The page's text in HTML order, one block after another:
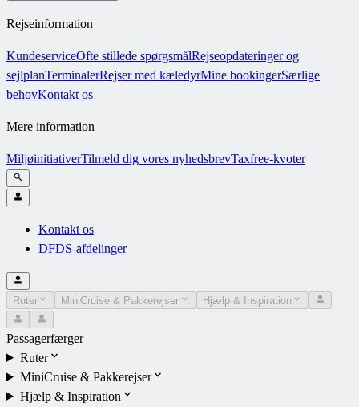
Rejseinformation
KundeserviceOfte stillede spørgsmålRejseopdateringer og
sejlplanTerminalerRejser med kæledyrMine bookingerSærlige
behovKontakt os
Mere information
MiljøinitiativerTilmeld dig vores nyhedsbrevTaxfree-kvoter
Kontakt os
DFDS-afdelinger
Ruter MiniCruise & Pakkerejser Hjælp & Inspiration
Passagerfærger
Ruter
MiniCruise & Pakkerejser
Hjælp & Inspiration